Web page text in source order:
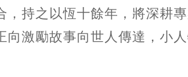
，持之以恆十餘年，將深耕
向激勵故事向世人傳達，小